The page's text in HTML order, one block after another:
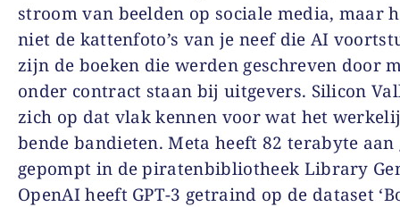
stroom van beelden op sociale media, maar
niet de kattenfoto’s van je neef die AI
zijn de boeken die werden geschreven door
onder contract staan bij uitgevers. Silicon
zich op dat vlak kennen voor wat het
bende bandieten. Meta heeft 82 terabyte aan
gepompt in de piratenbibliotheek Library
OpenAI heeft GPT-3 getraind op de dataset